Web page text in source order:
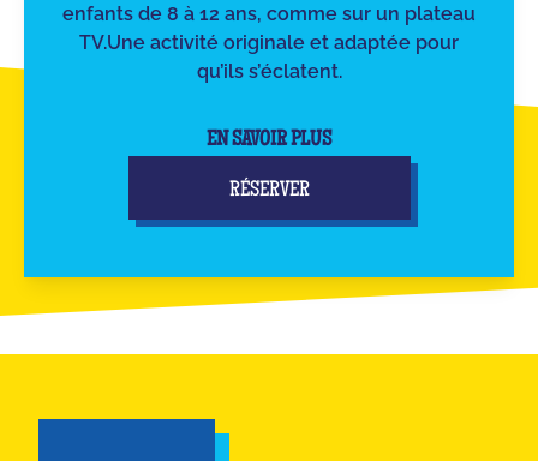
enfants de 8 à 12 ans, comme sur un plateau
TV.Une activité originale et adaptée pour
qu’ils s’éclatent.
EN SAVOIR PLUS
RÉSERVER